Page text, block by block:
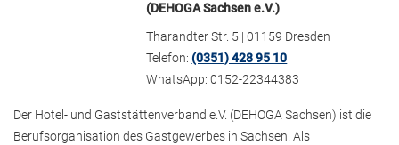
(DEHOGA Sachsen e.V.)
Tharandter Str. 5 | 01159 Dresden
Telefon:(0351) 428 95 10
WhatsApp: 0152-22344383
Der Hotel- und Gaststättenverband e.V. (DEHOGA Sachsen) ist die
Berufsorganisation des Gastgewerbes in Sachsen. Als